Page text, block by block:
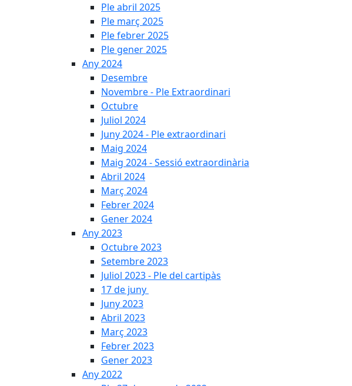
Ple abril 2025
Ple març 2025
Ple febrer 2025
Ple gener 2025
Any 2024
Desembre
Novembre - Ple Extraordinari
Octubre
Juliol 2024
Juny 2024 - Ple extraordinari
Maig 2024
Maig 2024 - Sessió extraordinària
Abril 2024
Març 2024
Febrer 2024
Gener 2024
Any 2023
Octubre 2023
Setembre 2023
Juliol 2023 - Ple del cartipàs
17 de juny
Juny 2023
Abril 2023
Març 2023
Febrer 2023
Gener 2023
Any 2022